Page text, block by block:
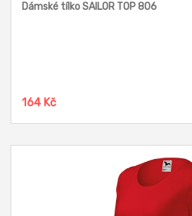
Dámské tílko SAILOR TOP 806
164 Kč